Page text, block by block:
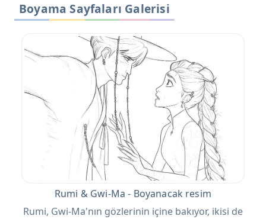
Boyama Sayfaları Galerisi
Rumi & Gwi-Ma - Boyanacak resim
Rumi, Gwi-Ma'nın gözlerinin içine bakıyor, ikisi de